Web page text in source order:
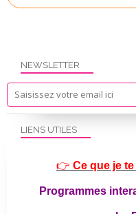
NEWSLETTER
LIENS UTILES
👉 Ce que je
Programmes